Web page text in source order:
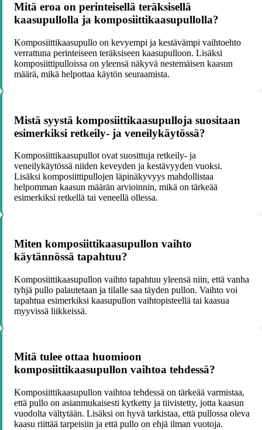
Mitä eroa on perinteisellä teräksisellä
kaasupullolla ja komposiittikaasupullolla?
Komposiittikaasupullo on kevyempi ja kestävämpi vaihtoehto
verrattuna perinteiseen teräksiseen kaasupulloon. Lisäksi
komposiittipulloissa on yleensä näkyvä nestemäisen kaasun
määrä, mikä helpottaa käytön seuraamista.
Mistä syystä komposiittikaasupulloja suositaan
esimerkiksi retkeily- ja veneilykäytössä?
Komposiittikaasupullot ovat suosittuja retkeily- ja
veneilykäytössä niiden keveyden ja kestävyyden vuoksi.
Lisäksi komposiittipullojen läpinäkyvyys mahdollistaa
helpomman kaasun määrän arvioinnin, mikä on tärkeää
esimerkiksi retkellä tai veneellä ollessa.
Miten komposiittikaasupullon vaihto
käytännössä tapahtuu?
Komposiittikaasupullon vaihto tapahtuu yleensä niin, että vanha
tyhjä pullo palautetaan ja tilalle saa täyden pullon. Vaihto voi
tapahtua esimerkiksi kaasupullon vaihtopisteellä tai kaasua
myyvissä liikkeissä.
Mitä tulee ottaa huomioon
komposiittikaasupullon vaihtoa tehdessä?
Komposiittikaasupullon vaihtoa tehdessä on tärkeää varmistaa,
että pullo on asianmukaisesti kytketty ja tiivistetty, jotta kaasun
vuodolta vältytään. Lisäksi on hyvä tarkistaa, että pullossa oleva
kaasu riittää tarpeisiin ja että pullo on ehjä ilman vuotoja.